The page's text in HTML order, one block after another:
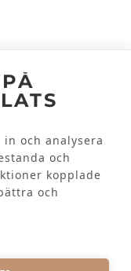
och analysera
och
kopplade
och